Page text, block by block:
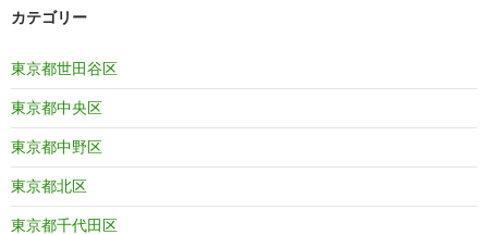
カテゴリー
東京都世田谷区
東京都中央区
東京都中野区
東京都北区
東京都千代田区